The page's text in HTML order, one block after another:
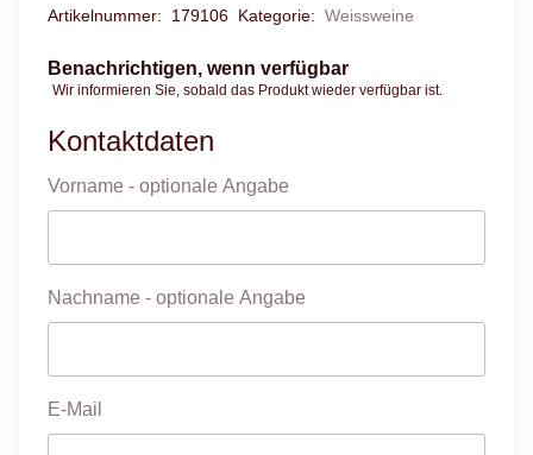
Artikelnummer: 179106 Kategorie: Weissweine
Benachrichtigen, wenn verfügbar
Wir informieren Sie, sobald das Produkt wieder verfügbar ist.
Kontaktdaten
Vorname - optionale Angabe
Nachname - optionale Angabe
E-Mail